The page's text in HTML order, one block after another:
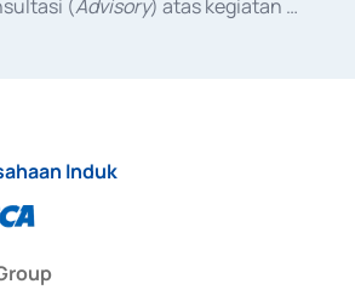
(Advisory) atas kegiatan
Induk